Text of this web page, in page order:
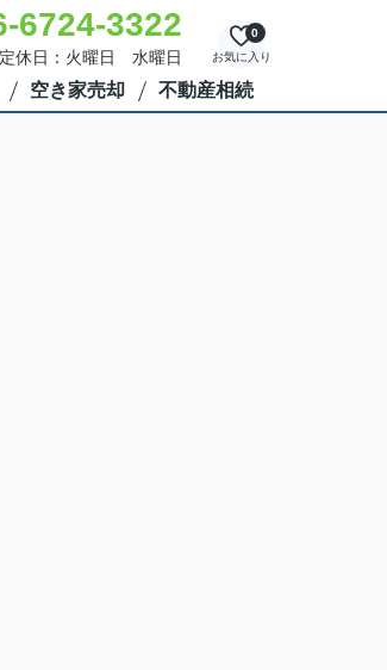
6724-3322
休日：火曜日 水曜日 お気に入り
0
空き家売却 不動産相続